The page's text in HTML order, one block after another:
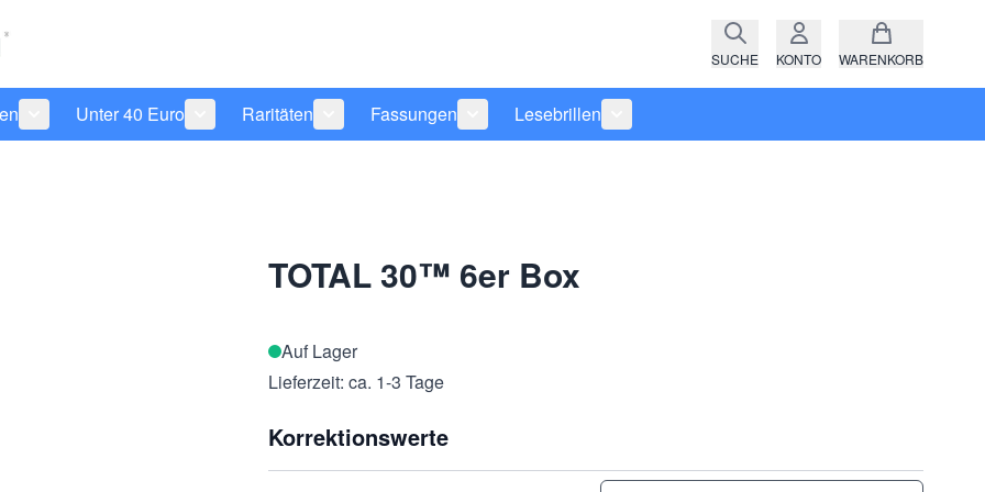
SUCHE KONTO WARENKORB
Pflegeprodukte anzeigen
Untermenü für Kategorie Sonnenbrillen anzeigen
Unter 40 Euro
Untermenü für Kategorie Unter 40 Euro anzeigen
Raritäten
Untermenü für Kategorie Raritäten anzeigen
Fassungen
Untermenü für Kategorie Fassungen anzeigen
Lesebrillen
Untermenü für Kategorie Lesebrillen anzeigen
TOTAL 30™ 6er Box
Auf Lager
Lieferzeit: ca. 1-3 Tage
Korrektionswerte